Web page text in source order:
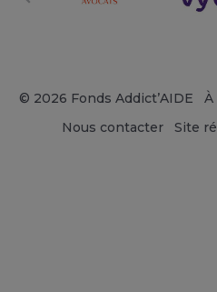
© 2026 Fonds Addict’AIDE À
Nous contacter
Site